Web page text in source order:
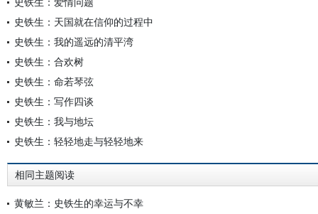
史铁生：天国就在信仰的过程中
史铁生：我的遥远的清平湾
史铁生：合欢树
史铁生：命若琴弦
史铁生：写作四谈
史铁生：我与地坛
史铁生：轻轻地走与轻轻地来
相同主题阅读
黄敏兰：史铁生的幸运与不幸